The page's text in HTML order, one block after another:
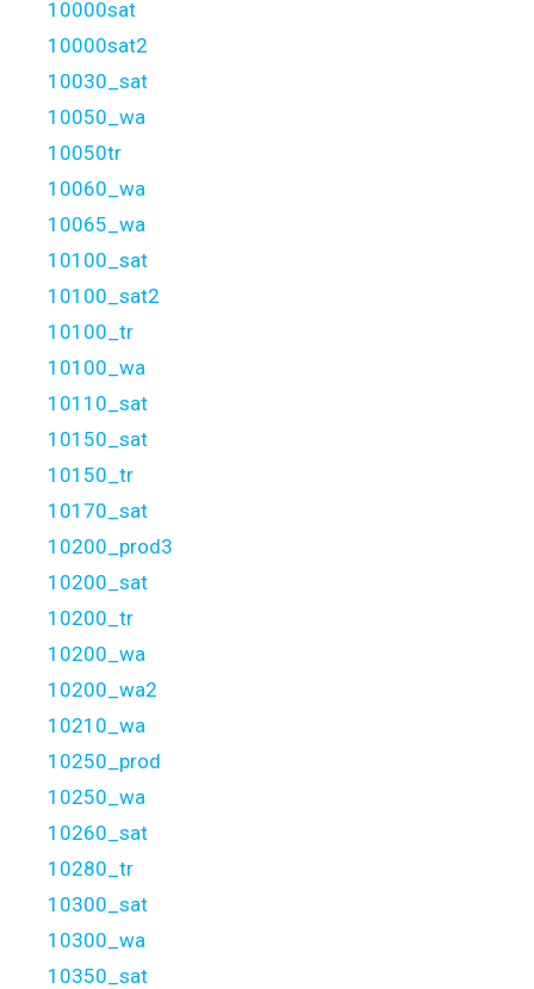
10000sat
10000sat2
10030_sat
10050_wa
10050tr
10060_wa
10065_wa
10100_sat
10100_sat2
10100_tr
10100_wa
10110_sat
10150_sat
10150_tr
10170_sat
10200_prod3
10200_sat
10200_tr
10200_wa
10200_wa2
10210_wa
10250_prod
10250_wa
10260_sat
10280_tr
10300_sat
10300_wa
10350_sat